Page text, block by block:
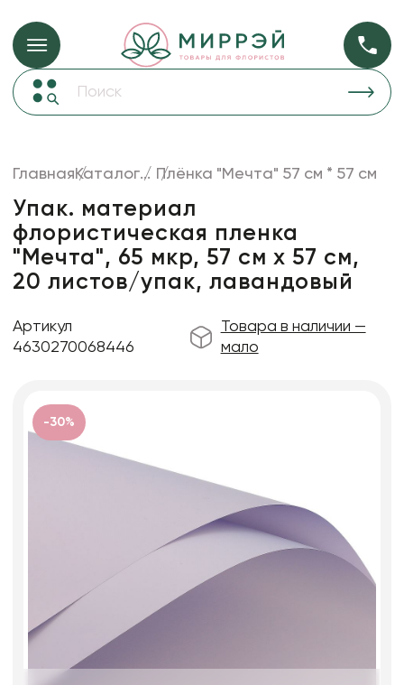
Упаковка для цветов и подарков Упаковка для
прозрачная
Лента
Товары для флористов
Искусственные цветы и растения
Фоамиран
Свечи для торта
ГлавнаяКаталог... Плёнка "Мечта" 57 см * 57 см
Упак. материал
флористическая пленка
"Мечта", 65 мкр, 57 см х 57 см,
20 листов/упак, лавандовый
Артикул
4630270068446
Товара в наличии —
мало
-30%